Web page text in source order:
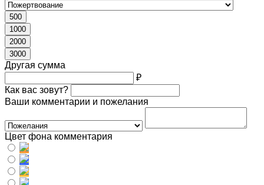
500
1000
2000
3000
Другая сумма
₽
Как вас зовут?
Ваши комментарии и пожелания
Цвет фона комментария